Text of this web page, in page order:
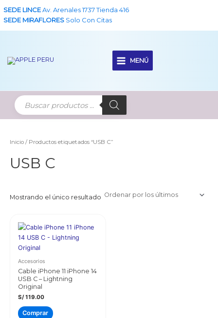
SEDE LINCEAv. Arenales 1737 Tienda 416
SEDE MIRAFLORES Solo Con Citas
Main
MENÚ
Inicio / Productos etiquetados “USB C”
USB C
Mostrando el único resultado
Accesorios
Cable iPhone 11 iPhone 14
USB C – Lightning
Original
S/119.00
Comprar